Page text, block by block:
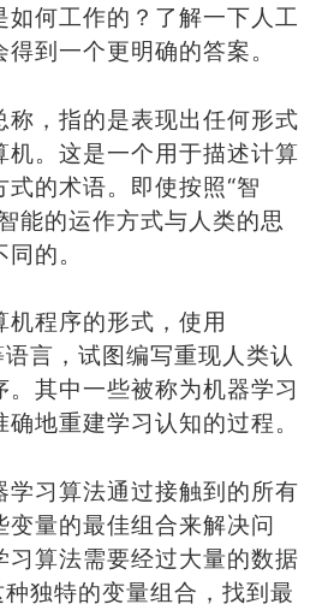
如何工作的？了解一下人工
到一个更明确的答案。
称，指的是表现出任何形式
机。这是一个用于描述计算
的术语。即使按照“智
能的运作方式与人类的思
的。
机程序的形式，使用
言，试图编写重现人类认
其中一些被称为机器学习
地重建学习认知的过程。
学习算法通过接触到的所有
变量的最佳组合来解决问
习算法需要经过大量的数据
种独特的变量组合，找到最